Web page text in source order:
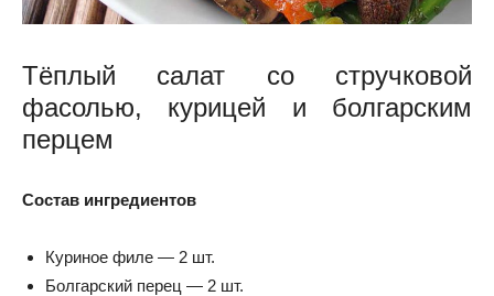
Тёплый салат со стручковой
фасолью, курицей и болгарским
перцем
Состав ингредиентов
Куриное филе — 2 шт.
Болгарский перец — 2 шт.